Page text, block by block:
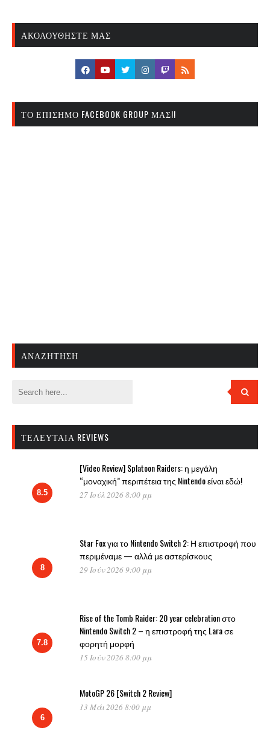
ΑΚΟΛΟΥΘΉΣΤΕ ΜΑΣ
ΤΟ ΕΠΊΣΗΜΟ FACEBOOK GROUP ΜΑΣ!!
ΑΝΑΖΉΤΗΣΗ
ΤΕΛΕΥΤΑΊΑ REVIEWS
8.5
[Video Review] Splatoon Raiders: η μεγάλη
“μοναχική” περιπέτεια της Nintendo είναι εδώ!
27 Ιούλ 2026 8:00 μμ
8
Star Fox για το Nintendo Switch 2: Η επιστροφή που
περιμέναμε — αλλά με αστερίσκους
29 Ιούν 2026 9:00 μμ
7.8
Rise of the Tomb Raider: 20 year celebration στο
Nintendo Switch 2 – η επιστροφή της Lara σε
φορητή μορφή
15 Ιούν 2026 8:00 μμ
6
MotoGP 26 [Switch 2 Review]
13 Μάι 2026 8:00 μμ